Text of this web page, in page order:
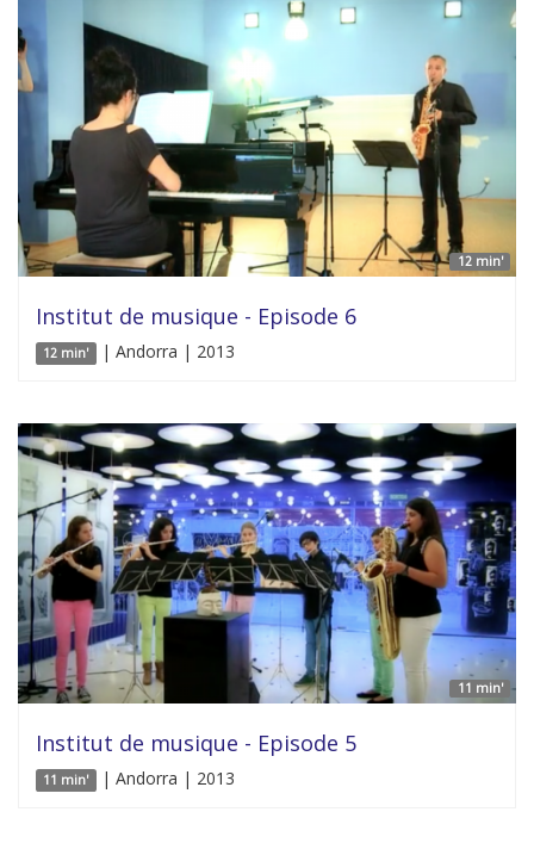
12 min'
Institut de musique - Episode 6
12 min' | Andorra | 2013
11 min'
Institut de musique - Episode 5
11 min' | Andorra | 2013